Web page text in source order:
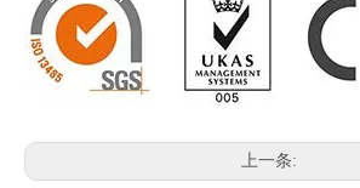
上一条: